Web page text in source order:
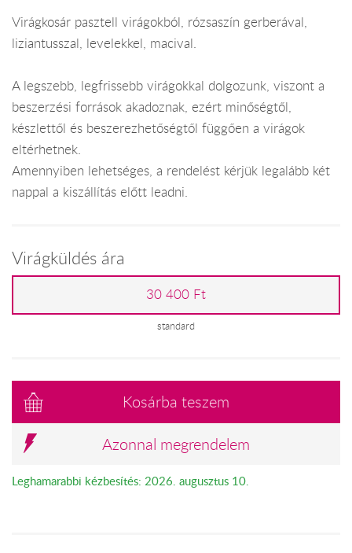
Virágkosár pasztell virágokból, rózsaszín gerberával,
liziantusszal, levelekkel, macival.
A legszebb, legfrissebb virágokkal dolgozunk, viszont a
beszerzési források akadoznak, ezért minőségtől,
készlettől és beszerezhetőségtől függően a virágok
eltérhetnek.
Amennyiben lehetséges, a rendelést kérjük legalább két
nappal a kiszállítás előtt leadni.
Virágküldés ára
30 400 Ft
standard
Kosárba teszem
Azonnal megrendelem
Leghamarabbi kézbesítés: 2026. augusztus 10.